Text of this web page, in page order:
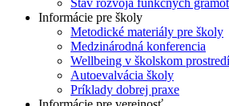
Stav rozvoja funkčných
Informácie pre školy
Metodické materiály pre školy
Medzinárodná konferencia
Wellbeing v školskom prostredí
Autoevalvácia školy
Príklady dobrej praxe